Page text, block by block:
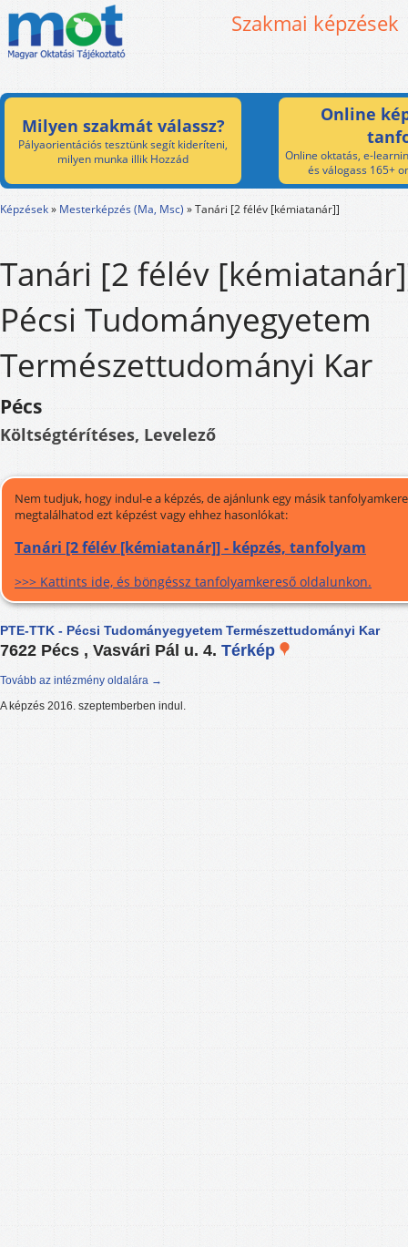
Szakmai képzések
Milyen szakmát válassz?
Pályaorientációs tesztünk segít kideríteni,
milyen munka illik Hozzád
Online
Online oktatás, e-
és válogass 165+
Képzések» Mesterképzés (Ma, Msc) »Tanári [2 félév [kémiatanár]]
Tanári [2 félév
Pécsi Tudományegyetem
Természettudományi Kar
Pécs
Költségtérítéses, Levelező
Nem tudjuk, hogy indul-e a képzés, de ajánlunk egy másik
megtalálhatod ezt képzést vagy ehhez hasonlókat:
Tanári [2 félév [kémiatanár]] - képzés, tanfolyam
>>> Kattints ide, és böngéssz tanfolyamkereső oldalunkon.
PTE-TTK - Pécsi Tudományegyetem Természettudományi Kar
7622 Pécs , Vasvári Pál u. 4. Térkép
Tovább az intézmény oldalára →
A képzés 2016. szeptemberben indul.